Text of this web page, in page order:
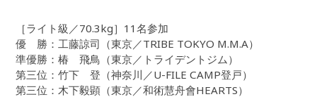
［ライト級／70.3kg］11名参加
優 勝：工藤諒司（東京／TRIBE TOKYO M.M.A）
準優勝：椿 飛鳥（東京／トライデントジム）
第三位：竹下 登（神奈川／U-FILE CAMP登戸）
第三位：木下毅顕（東京／和術慧舟會HEARTS）